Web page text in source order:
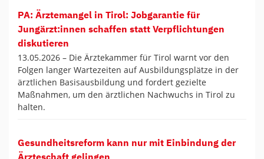
PA: Ärztemangel in Tirol: Jobgarantie für
Jungärzt:innen schaffen statt Verpflichtungen
diskutieren
13.05.2026 – Die Ärztekammer für Tirol warnt vor den
Folgen langer Wartezeiten auf Ausbildungsplätze in der
ärztlichen Basisausbildung und fordert gezielte
Maßnahmen, um den ärztlichen Nachwuchs in Tirol zu
halten.
Gesundheitsreform kann nur mit Einbindung der